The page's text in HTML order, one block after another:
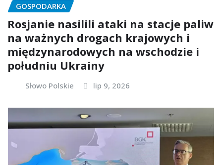
GOSPODARKA
Rosjanie nasilili ataki na stacje paliw
na ważnych drogach krajowych i
międzynarodowych na wschodzie i
południu Ukrainy
Słowo Polskie lip 9, 2026